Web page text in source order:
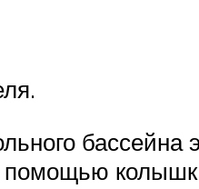
бассейна
помощью